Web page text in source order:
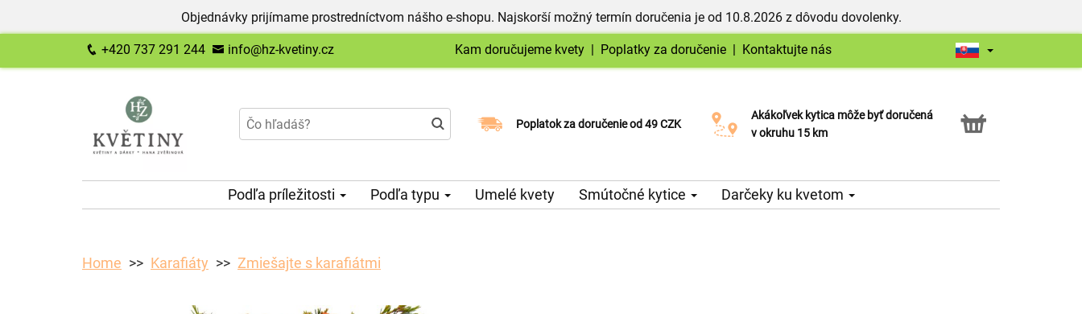
Objednávky prijímame prostredníctvom nášho e-shopu. Najskorší možný termín doručenia je od 10.8.2026 z dôvodu dovolenky.
+420 737 291 244 info@hz-kvetiny.cz Kam doručujeme kvety | Poplatky za doručenie | Kontaktujte nás
Poplatok za doručenie od 49 CZK
Vyberte si dátum doručenia
Akákoľvek kytica môže byť doručená
v okruhu 15 km
Služba Click & Collect
Podľa príležitosti Podľa typu Umelé kvety Smútočné kytice Darčeky ku kvetom
Home Karafiáty Zmiešajte s karafiátmi